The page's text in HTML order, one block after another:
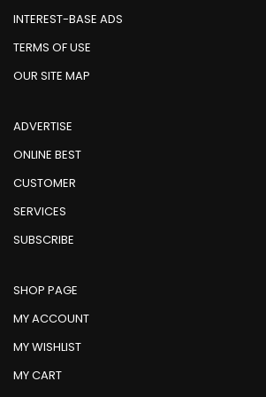
INTEREST-BASE ADS
TERMS OF USE
OUR SITE MAP
ADVERTISE
ONLINE BEST
CUSTOMER
SERVICES
SUBSCRIBE
SHOP PAGE
MY ACCOUNT
MY WISHLIST
MY CART